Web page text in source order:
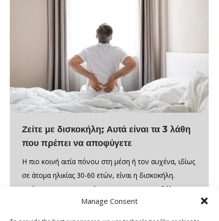
Manage Consent
Ζείτε με δισκοκήλη; Αυτά είναι τα 3 λάθη
που πρέπει να αποφύγετε
Η πιο κοινή αιτία πόνου στη μέση ή τον αυχένα, ιδίως
σε άτομα ηλικίας 30-60 ετών, είναι η δισκοκήλη.
Πρόκειται για τη μετατόπιση του μεσοσπονδύλιου
δίσκου που πιέζει κάποιο νεύρο με αποτέλεσμα την